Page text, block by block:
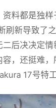
料都是独
新导致了
后决决定
，还挺难
17号特